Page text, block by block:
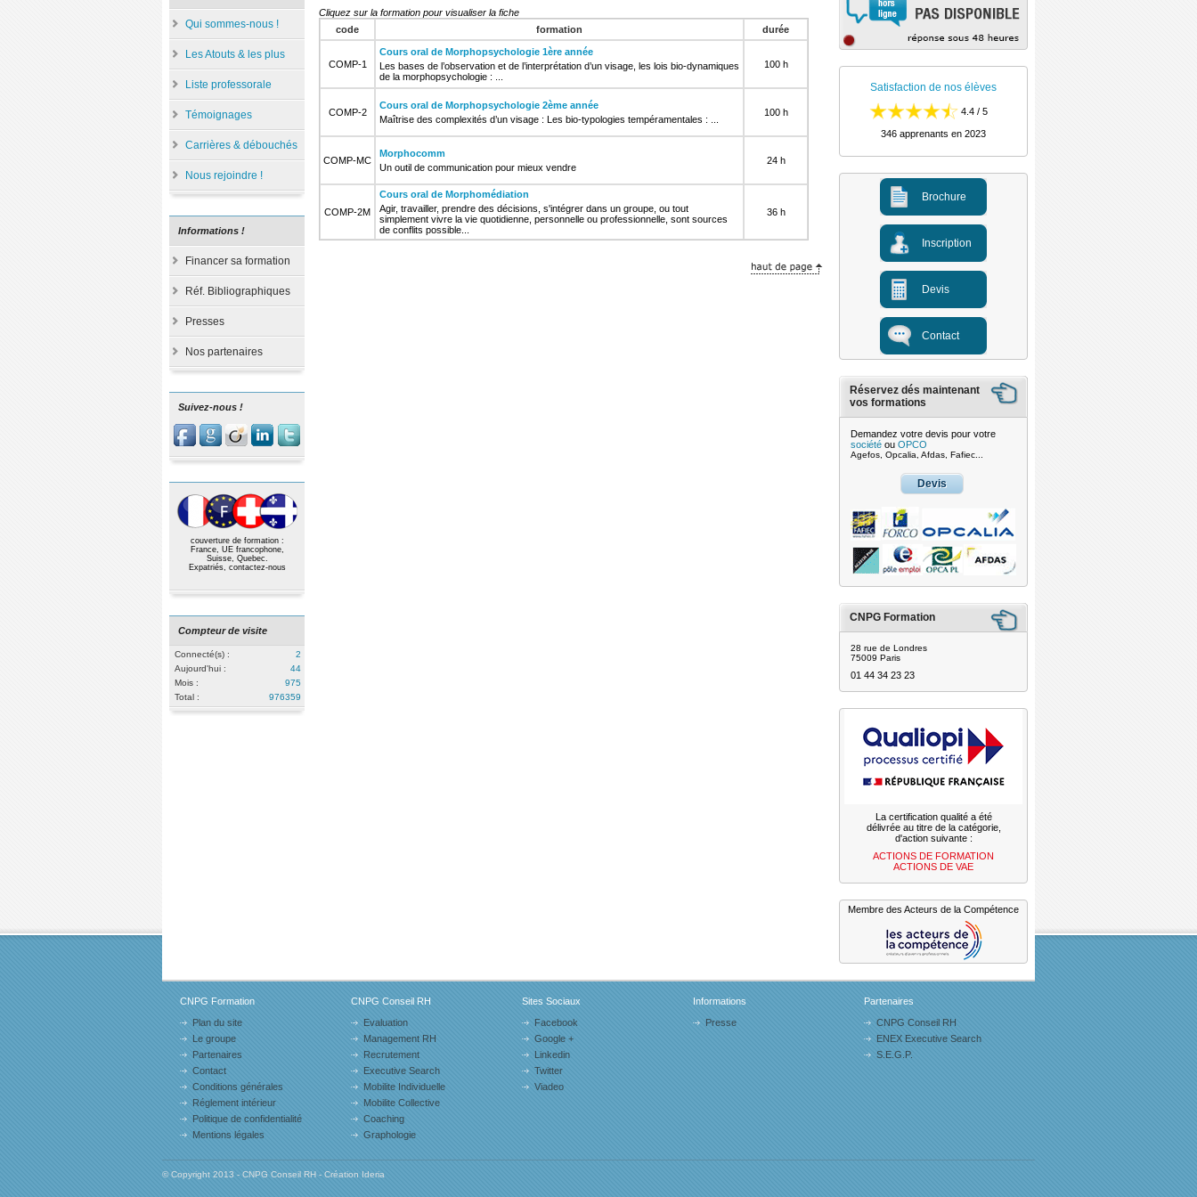
Qui sommes-nous !
Les Atouts & les plus
Liste professorale
Témoignages
Carrières & débouchés
Nous rejoindre !
Informations !
Financer sa formation
Réf. Bibliographiques
Presses
Nos partenaires
Suivez-nous !
couverture de formation :
France, UE francophone,
Suisse, Quebec.
Expatriés, contactez-nous
Compteur de visite
Connecté(s) :
2
Aujourd'hui :
44
Mois :
975
Total :
976359
Cliquez sur la formation pour visualiser la fiche
code
formation durée
COMP-1
Cours oral de Morphopsychologie 1ère année
Les bases de l’observation et de l’interprétation d’un visage, les lois bio-dynamiques
de la morphopsychologie : ...
100 h
COMP-2
Cours oral de Morphopsychologie 2ème année
Maîtrise des complexités d’un visage : Les bio-typologies tempéramentales : ...
100 h
COMP-MC
Morphocomm
Un outil de communication pour mieux vendre
24 h
COMP-2M
Cours oral de Morphomédiation
Agir, travailler, prendre des décisions, s'intégrer dans un groupe, ou tout
simplement vivre la vie quotidienne, personnelle ou professionnelle, sont sources
de conflits possible...
36 h
Satisfaction de nos élèves
4.4 / 5
346 apprenants en 2023
Brochure
Inscription
Devis
Contact
Réservez dés maintenant
vos formations
Demandez votre devis pour votre
société ou OPCO
Agefos, Opcalia, Afdas, Fafiec...
Devis
CNPG Formation
28 rue de Londres
75009 Paris
01 44 34 23 23
La certification qualité a été
délivrée au titre de la catégorie,
d'action suivante :
ACTIONS DE FORMATION
ACTIONS DE VAE
Membre des Acteurs de la Compétence
CNPG Formation
Plan du site
Le groupe
Partenaires
Contact
Conditions générales
Réglement intérieur
Politique de confidentialité
Mentions légales
CNPG Conseil RH
Evaluation
Management RH
Recrutement
Executive Search
Mobilite Individuelle
Mobilite Collective
Coaching
Graphologie
Sites Sociaux
Facebook
Google +
Linkedin
Twitter
Viadeo
Informations
Presse
Partenaires
CNPG Conseil RH
ENEX Executive Search
S.E.G.P.
© Copyright 2013 - CNPG Conseil RH - Création Ideria